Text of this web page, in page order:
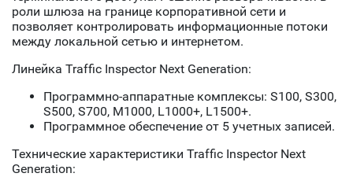
роли шлюза на границе корпоративной сети и
позволяет контролировать информационные потоки
между локальной сетью и интернетом.
Линейка Traffic Inspector Next Generation:
Программно-аппаратные комплексы: S100, S300,
S500, S700, M1000, L1000+, L1500+.
Программное обеспечение от 5 учетных записей.
Технические характеристики Traffic Inspector Next
Generation: